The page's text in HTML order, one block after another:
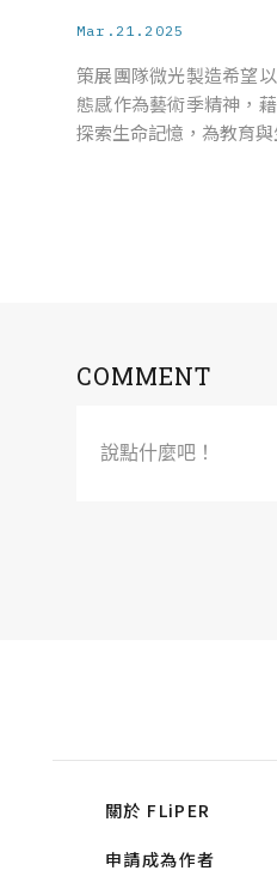
Mar.21.2025
策展團隊微光製造希望
態感作為藝術季精神，
探索生命記憶，為教育
COMMENT
說點什麼吧！
關於 FLiPER
申請成為作者